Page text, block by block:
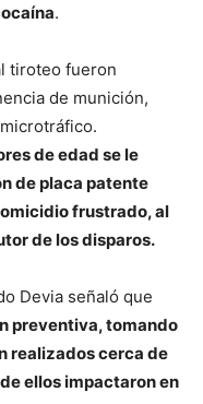
.
tiroteo fueron
de munición,
de edad se le
de placa patente
frustrado, al
de los disparos.
Devia señaló que
preventiva, tomando
realizados cerca de
ellos impactaron en